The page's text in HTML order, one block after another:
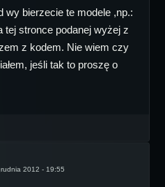
wy bierzecie te modele ,np.:
tej stronce podanej wyżej z
z kodem. Nie wiem czy
jeśli tak to proszę o
2012 - 19:55